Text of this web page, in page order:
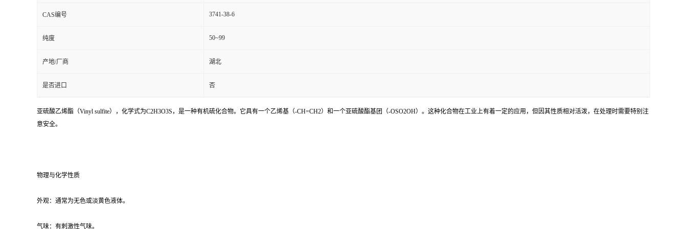
CAS编号 3741-38-6
纯度 50~99
产地/厂商 湖北
是否进口 否
亚硫酸乙烯酯（Vinyl sulfite），化学式为C2H3O3S，是一种有机硫化合物。它具有一个乙烯基（-CH=CH2）和一个亚硫酸酯基团（-OSO2OH）。这种化合物在工业上有着一定的应用，但因其性质相对活泼，在处理时需要特别注
意安全。
物理与化学性质
外观：通常为无色或淡黄色液体。
气味：有刺激性气味。